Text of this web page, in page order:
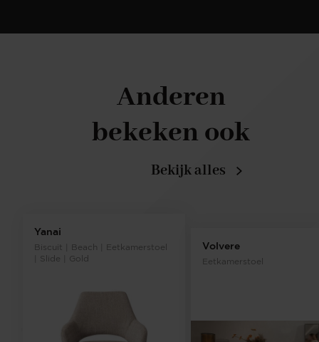
Yanai
Biscuit | Beach | Eetkamerstoel
| Slide | Gold
Volvere
Eetkamerstoel
Anderen
bekeken ook
Bekijk alles